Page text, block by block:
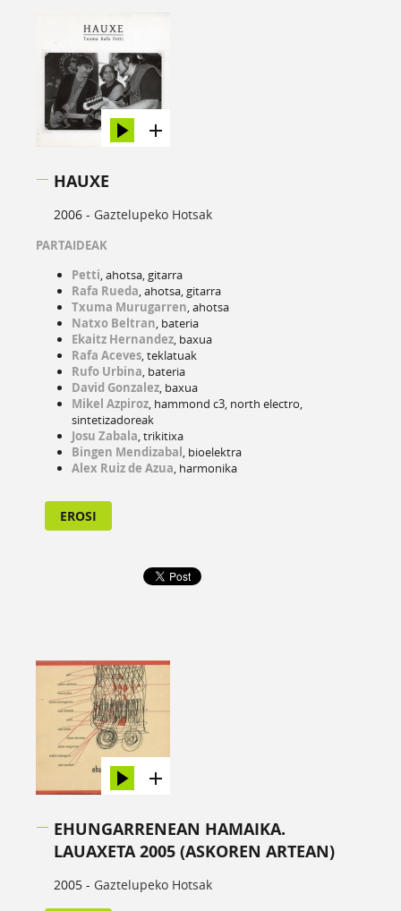
HAUXE
2006 - Gaztelupeko Hotsak
PARTAIDEAK
Petti, ahotsa, gitarra
Rafa Rueda, ahotsa, gitarra
Txuma Murugarren, ahotsa
Natxo Beltran, bateria
Ekaitz Hernandez, baxua
Rafa Aceves, teklatuak
Rufo Urbina, bateria
David Gonzalez, baxua
Mikel Azpiroz, hammond c3, north electro,
sintetizadoreak
Josu Zabala, trikitixa
Bingen Mendizabal, bioelektra
Alex Ruiz de Azua, harmonika
EROSI
EHUNGARRENEAN HAMAIKA.
LAUAXETA 2005 (ASKOREN ARTEAN)
2005 - Gaztelupeko Hotsak